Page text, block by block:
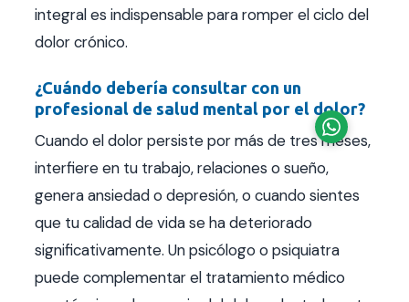
integral es indispensable para romper el ciclo del
dolor crónico.
¿Cuándo debería consultar con un
profesional de salud mental por el dolor?
Cuando el dolor persiste por más de tres meses,
interfiere en tu trabajo, relaciones o sueño,
genera ansiedad o depresión, o cuando sientes
que tu calidad de vida se ha deteriorado
significativamente. Un psicólogo o psiquiatra
puede complementar el tratamiento médico